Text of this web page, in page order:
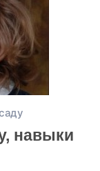
навыки